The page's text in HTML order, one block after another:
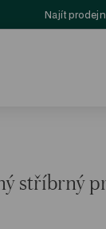
Najít
stříbrný